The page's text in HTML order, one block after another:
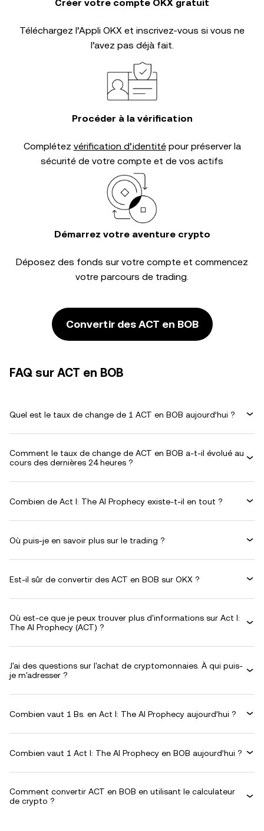
Créer votre compte OKX gratuit
Téléchargez l’Appli OKX et inscrivez-vous si vous ne
l’avez pas déjà fait.
Procéder à la vérification
Complétez vérification d’identitépour préserver la
sécurité de votre compte et de vos actifs
Démarrez votre aventure crypto
Déposez des fonds sur votre compte et commencez
votre parcours de trading.
Convertir des ACT en BOB
FAQ sur ACT en BOB
Quel est le taux de change de 1 ACT en BOB aujourd’hui ?
Comment le taux de change de ACT en BOB a-t-il évolué au
cours des dernières 24 heures ?
Combien de Act I: The AI Prophecy existe-t-il en tout ?
Où puis-je en savoir plus sur le trading ?
Est-il sûr de convertir des ACT en BOB sur OKX ?
Où est-ce que je peux trouver plus d'informations sur Act I:
The AI Prophecy (ACT) ?
J'ai des questions sur l'achat de cryptomonnaies. À qui puis-
je m'adresser ?
Combien vaut 1 Bs. en Act I: The AI Prophecy aujourd’hui ?
Combien vaut 1 Act I: The AI Prophecy en BOB aujourd’hui ?
Comment convertir ACT en BOB en utilisant le calculateur
de crypto ?